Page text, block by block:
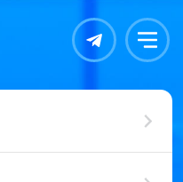
Контакты Меню